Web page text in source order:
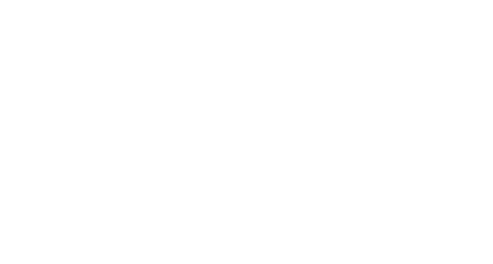
посуху.
бур'янів.
селітру.
тривалий, а збирати з нього можна до 200 кг горіхів
Megasad. Вони доступні по телефону кожен робочий день з